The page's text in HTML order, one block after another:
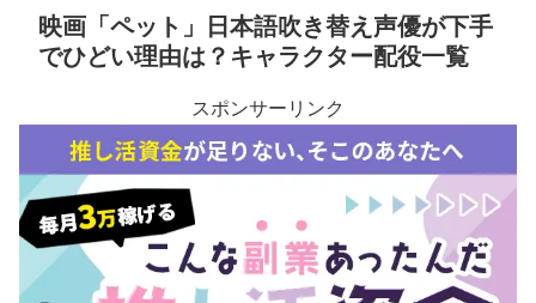
映画「ペット」日本語吹き替え声優が下手
でひどい理由は？キャラクター配役一覧
スポンサーリンク